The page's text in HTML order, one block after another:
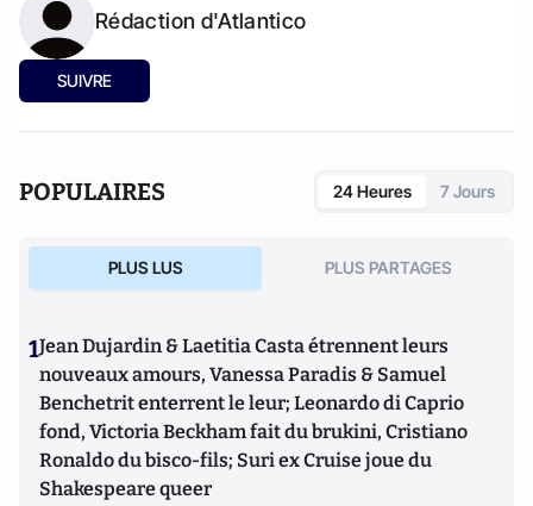
Rédaction d'Atlantico
SUIVRE
POPULAIRES 24 Heures 7 Jours
PLUS LUS PLUS PARTAGES
1Jean Dujardin & Laetitia Casta étrennent leurs
nouveaux amours, Vanessa Paradis & Samuel
Benchetrit enterrent le leur; Leonardo di Caprio
fond, Victoria Beckham fait du brukini, Cristiano
Ronaldo du bisco-fils; Suri ex Cruise joue du
Shakespeare queer